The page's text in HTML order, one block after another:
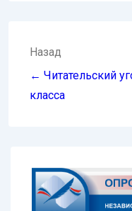
Навигация
по
записям
Назад
← Читательский
класса